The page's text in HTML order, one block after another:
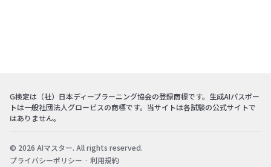
G検定は（社）日本ディープラーニング協会の登録商標です。生成AIパスポー
トは一般社団法人グロービスの商標です。当サイトは各試験の公式サイトで
はありません。
© 2026 AIマスター. All rights reserved.
プライバシーポリシー · 利用規約